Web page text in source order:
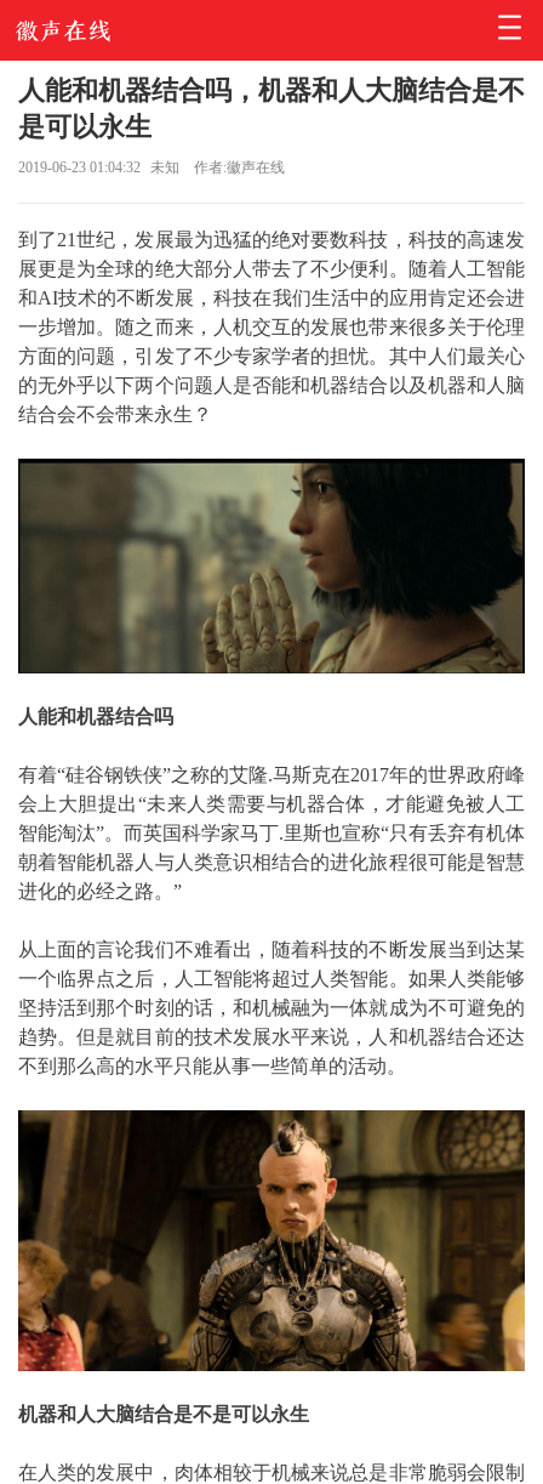
人能和机器结合吗，机器和人大脑结合是不
是可以永生
2019-06-23 01:04:32 未知 作者:徽声在线
到了21世纪，发展最为迅猛的绝对要数科技，科技的高速发
展更是为全球的绝大部分人带去了不少便利。随着人工智能
和AI技术的不断发展，科技在我们生活中的应用肯定还会进
一步增加。随之而来，人机交互的发展也带来很多关于伦理
方面的问题，引发了不少专家学者的担忧。其中人们最关心
的无外乎以下两个问题人是否能和机器结合以及机器和人脑
结合会不会带来永生？
人能和机器结合吗
有着“硅谷钢铁侠”之称的艾隆.马斯克在2017年的世界政府峰
会上大胆提出“未来人类需要与机器合体，才能避免被人工
智能淘汰”。而英国科学家马丁.里斯也宣称“只有丢弃有机体
朝着智能机器人与人类意识相结合的进化旅程很可能是智慧
进化的必经之路。”
从上面的言论我们不难看出，随着科技的不断发展当到达某
一个临界点之后，人工智能将超过人类智能。如果人类能够
坚持活到那个时刻的话，和机械融为一体就成为不可避免的
趋势。但是就目前的技术发展水平来说，人和机器结合还达
不到那么高的水平只能从事一些简单的活动。
机器和人大脑结合是不是可以永生
在人类的发展中，肉体相较于机械来说总是非常脆弱会限制